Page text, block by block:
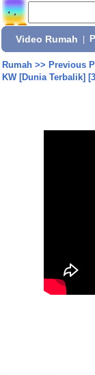
Video Rumah
Rumah>> Previous
KW [Dunia Terbalik]